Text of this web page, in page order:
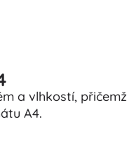
a vlhkostí, přičemž
A4.